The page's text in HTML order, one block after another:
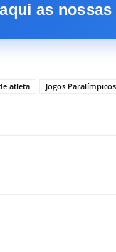
as
atleta Jogos